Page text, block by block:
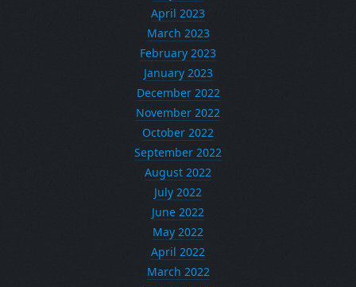
April 2023
March 2023
February 2023
January 2023
December 2022
November 2022
October 2022
September 2022
August 2022
July 2022
June 2022
May 2022
April 2022
March 2022